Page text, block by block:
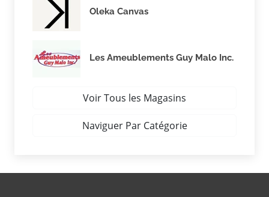
Oleka Canvas
Les Ameublements Guy Malo Inc.
Voir Tous les Magasins
Naviguer Par Catégorie